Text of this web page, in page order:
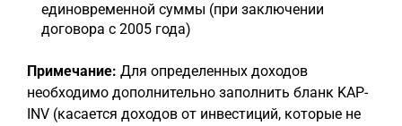
единовременной суммы (при заключении
договора с 2005 года)
Примечание: Для определенных доходов
необходимо дополнительно заполнить бланк KAP-
INV (касается доходов от инвестиций, которые не